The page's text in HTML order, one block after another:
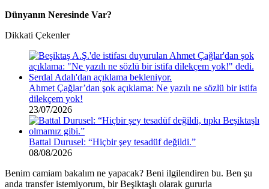
Dünyanın Neresinde Var?
Dikkati Çekenler
Ahmet Çağlar’dan şok açıklama: Ne yazılı ne sözlü bir istifa
dilekçem yok!
23/07/2026
Battal Durusel: “Hiçbir şey tesadüf değildi.”
08/08/2026
Benim camiam bakalım ne yapacak? Beni ilgilendiren bu. Ben şu
anda transfer istemiyorum, bir Beşiktaşlı olarak gururla